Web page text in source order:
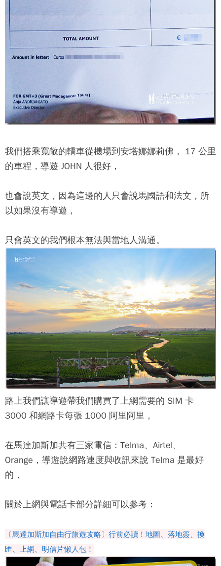
我們搭乘寬敞的轎車從機場到安塔娜娜莉佛， 17 公里
的車程，導遊 JOHN 人很好，
也會說英文，因為這邊的人只會說馬國語和法文，所
以如果沒有導遊，
只會英文的我們根本無法與當地人溝通。
路上我們讓導遊帶我們購買了上網需要的 SIM 卡
3000 和網路卡每張 1000 阿里阿里，
在馬達加斯加共有三家電信：Telma、Airtel、
Orange，導遊說網路速度與收訊來說 Telma 是最好
的，
關於上網與電話卡部分詳細可以參考：
〔馬達加斯加自由行旅遊攻略〕行前必讀！地圖、落地簽、換
匯、上網、明信片懶人包！